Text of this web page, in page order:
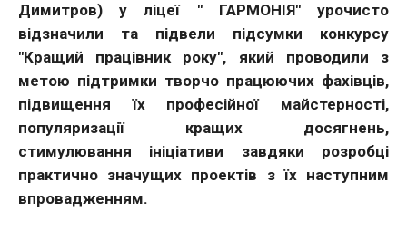
Димитров) у ліцеї " ГАРМОНІЯ" урочисто
відзначили та підвели підсумки конкурсу
"Кращий працівник року", який проводили з
метою підтримки творчо працюючих фахівців,
підвищення їх професійної майстерності,
популяризації кращих досягнень,
стимулювання ініціативи завдяки розробці
практично значущих проектів з їх наступним
впровадженням.